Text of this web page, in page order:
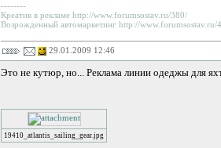
--------
Креатив в рекламе http://www.forumsostav.ru/380/
Возрожденный автомаркетинг http://www.forumsostav.ru/
29.01.2009 12:46
Это не кутюр, но... Реклама линии одеджы для
19410_atlantis_sailing_gear.jpg